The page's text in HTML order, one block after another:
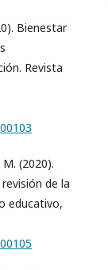
Bienestar
Revista
(2020).
de la
educativo,